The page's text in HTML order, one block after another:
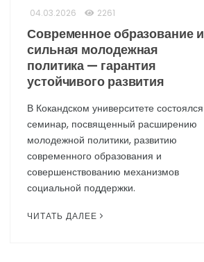
04.03.2026 2261
Современное образование и
сильная молодежная
политика — гарантия
устойчивого развития
В Кокандском университете состоялся
семинар, посвященный расширению
молодежной политики, развитию
современного образования и
совершенствованию механизмов
социальной поддержки.
ЧИТАТЬ ДАЛЕЕ